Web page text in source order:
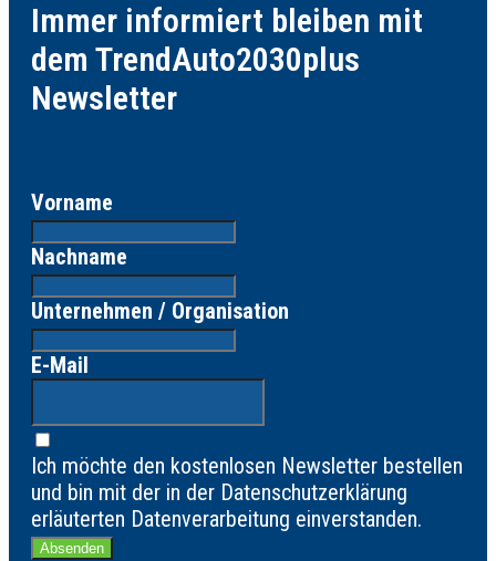
Immer informiert bleiben mit
dem TrendAuto2030plus
Newsletter
Vorname
Nachname
Unternehmen / Organisation
E-Mail
Ich möchte den kostenlosen Newsletter bestellen
und bin mit der in der Datenschutzerklärung
erläuterten Datenverarbeitung einverstanden.
Absenden